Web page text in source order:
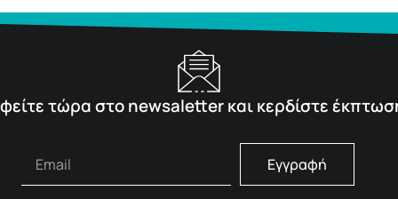
τώρα στο newsaletter και κερδίστε
Εγγραφή